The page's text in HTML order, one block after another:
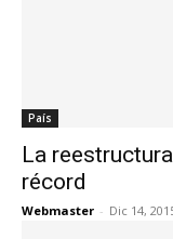
País
La
récord
Webmaster - Dic 14,